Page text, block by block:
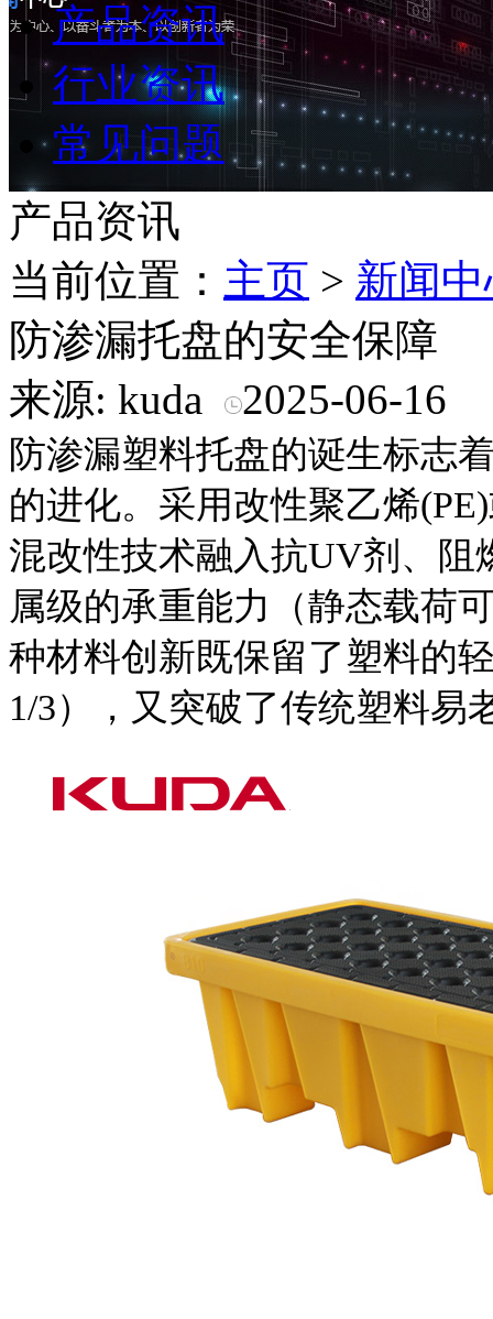
产品资讯
行业资讯
常见问题
产品资讯
当前位置： 主页 > 新闻
防渗漏托盘的安全保障
来源: kuda
2025-06-16
防渗漏塑料托盘的诞生标志
的进化。采用改性聚乙烯
混改性技术融入抗UV剂、阻
属级的承重能力（静态载荷
种材料创新既保留了塑料的
1/3），又突破了传统塑料易